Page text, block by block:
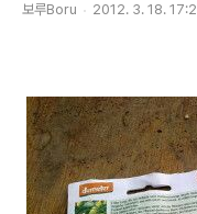
보루Boru 2012. 3. 18.